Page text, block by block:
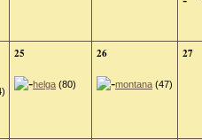
25
helga (80)
26
montana (47)
27